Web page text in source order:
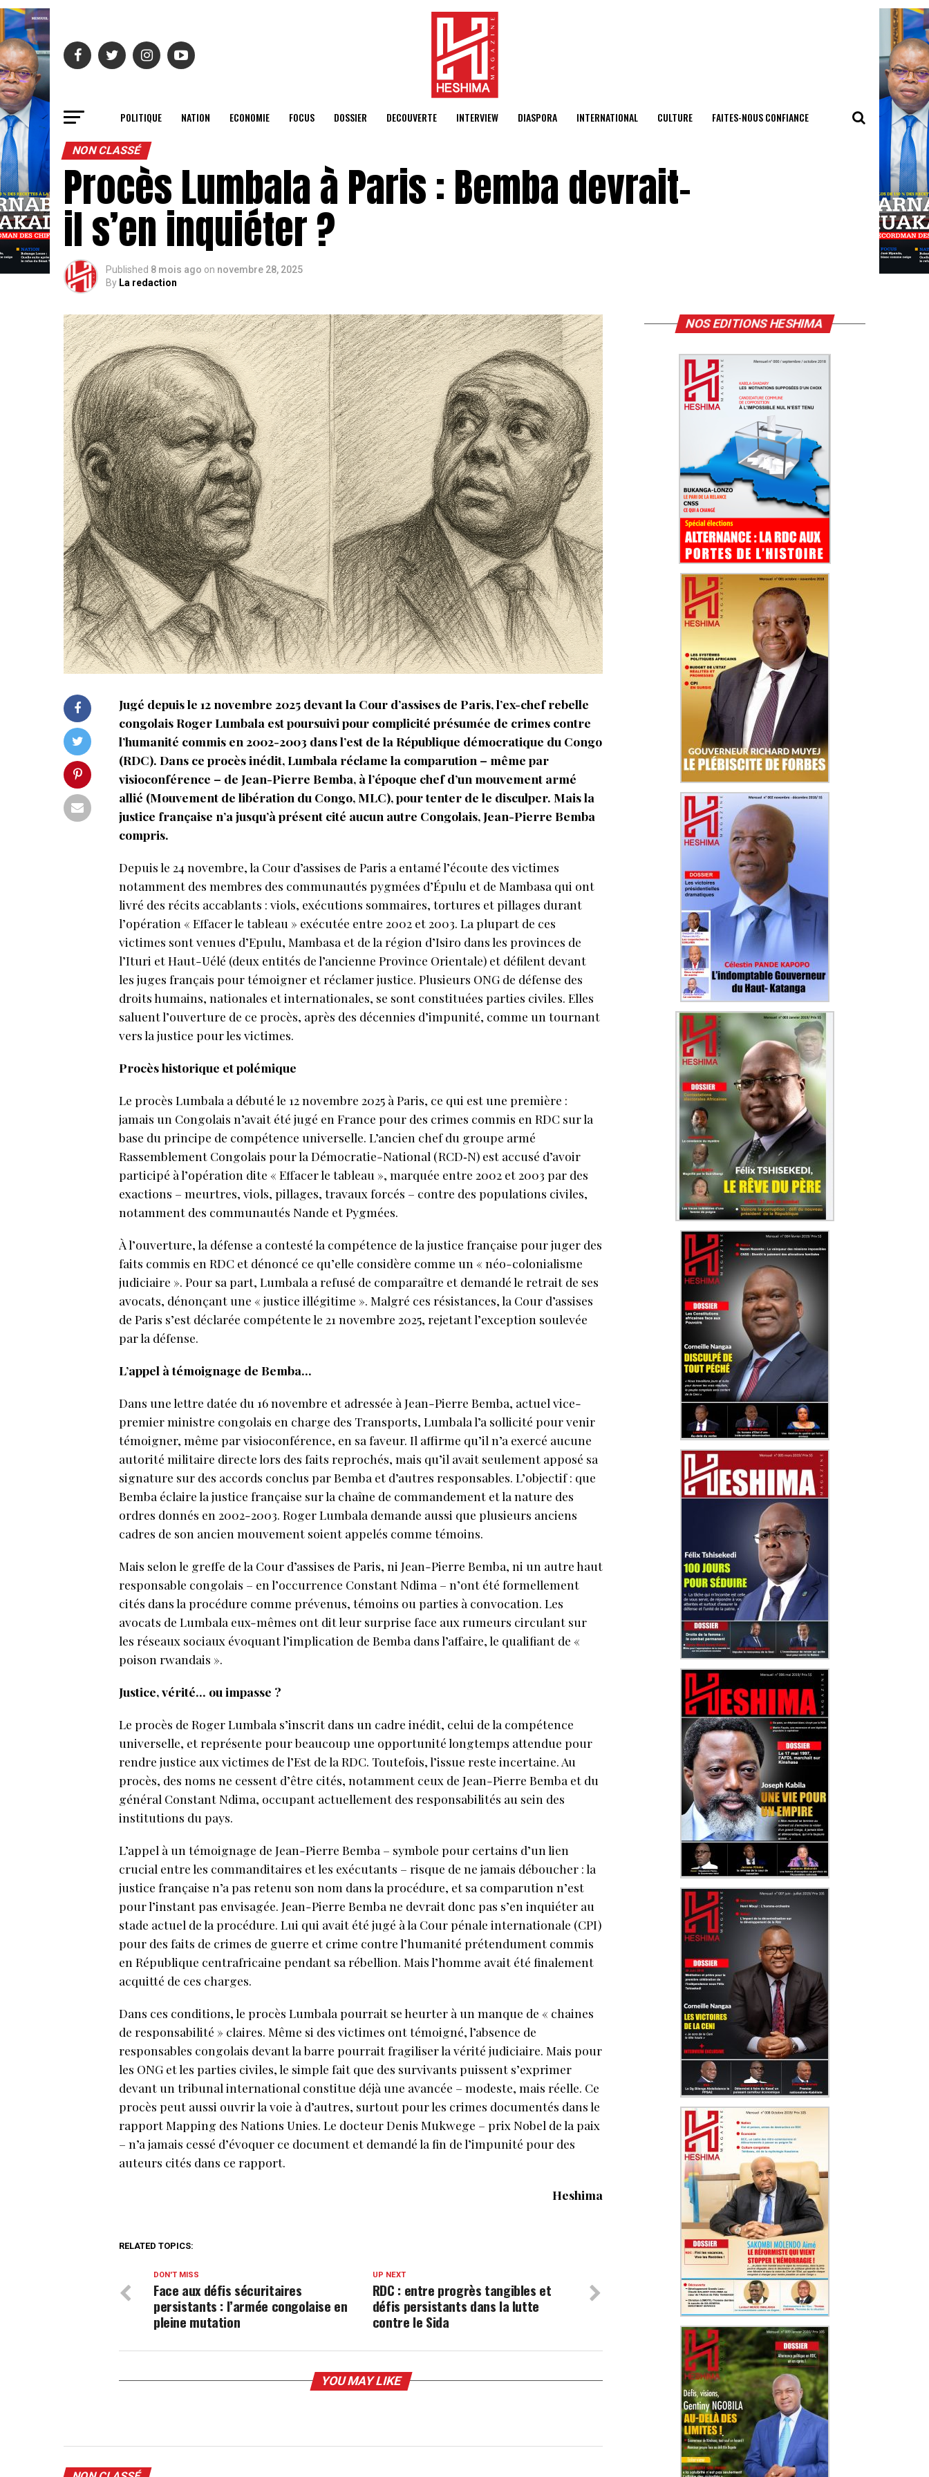
POLITIQUE NATION ECONOMIE FOCUS DOSSIER DECOUVERTE INTERVIEW DIASPORA INTERNATIONAL CULTURE FAITES-NOUS CONFIANCE
NON CLASSÉ
Procès Lumbala à Paris : Bemba devrait-
il s’en inquiéter ?
Published 8 mois ago on novembre 28, 2025
By La redaction
Jugé depuis le 12 novembre 2025 devant la Cour d’assises de Paris, l’ex-chef rebelle
congolais Roger Lumbala est poursuivi pour complicité présumée de crimes contre
l’humanité commis en 2002-2003 dans l’est de la République démocratique du Congo
(RDC). Dans ce procès inédit, Lumbala réclame la comparution – même par
visioconférence – de Jean-Pierre Bemba, à l’époque chef d’un mouvement armé
allié (Mouvement de libération du Congo, MLC), pour tenter de le disculper. Mais la
justice française n’a jusqu’à présent cité aucun autre Congolais, Jean-Pierre Bemba
compris.
Depuis le 24 novembre, la Cour d’assises de Paris a entamé l’écoute des victimes
notamment des membres des communautés pygmées d’Épulu et de Mambasa qui ont
livré des récits accablants : viols, exécutions sommaires, tortures et pillages durant
l’opération « Effacer le tableau » exécutée entre 2002 et 2003. La plupart de ces
victimes sont venues d’Epulu, Mambasa et de la région d’Isiro dans les provinces de
l’Ituri et Haut-Uélé (deux entités de l’ancienne Province Orientale) et défilent devant
les juges français pour témoigner et réclamer justice. Plusieurs ONG de défense des
droits humains, nationales et internationales, se sont constituées parties civiles. Elles
saluent l’ouverture de ce procès, après des décennies d’impunité, comme un tournant
vers la justice pour les victimes.
Procès historique et polémique
Le procès Lumbala a débuté le 12 novembre 2025 à Paris, ce qui est une première :
jamais un Congolais n’avait été jugé en France pour des crimes commis en RDC sur la
base du principe de compétence universelle. L’ancien chef du groupe armé
Rassemblement Congolais pour la Démocratie-National (RCD‑N) est accusé d’avoir
participé à l’opération dite « Effacer le tableau », marquée entre 2002 et 2003 par des
exactions – meurtres, viols, pillages, travaux forcés – contre des populations civiles,
notamment des communautés Nande et Pygmées.
À l’ouverture, la défense a contesté la compétence de la justice française pour juger des
faits commis en RDC et dénoncé ce qu’elle considère comme un « néo-colonialisme
judiciaire ». Pour sa part, Lumbala a refusé de comparaître et demandé le retrait de ses
avocats, dénonçant une « justice illégitime ». Malgré ces résistances, la Cour d’assises
de Paris s’est déclarée compétente le 21 novembre 2025, rejetant l’exception soulevée
par la défense.
L’appel à témoignage de Bemba…
Dans une lettre datée du 16 novembre et adressée à Jean-Pierre Bemba, actuel vice-
premier ministre congolais en charge des Transports, Lumbala l’a sollicité pour venir
témoigner, même par visioconférence, en sa faveur. Il affirme qu’il n’a exercé aucune
autorité militaire directe lors des faits reprochés, mais qu’il avait seulement apposé sa
signature sur des accords conclus par Bemba et d’autres responsables. L’objectif : que
Bemba éclaire la justice française sur la chaîne de commandement et la nature des
ordres donnés en 2002-2003. Roger Lumbala demande aussi que plusieurs anciens
cadres de son ancien mouvement soient appelés comme témoins.
Mais selon le greffe de la Cour d’assises de Paris, ni Jean-Pierre Bemba, ni un autre haut
responsable congolais – en l’occurrence Constant Ndima – n’ont été formellement
cités dans la procédure comme prévenus, témoins ou parties à convocation. Les
avocats de Lumbala eux-mêmes ont dit leur surprise face aux rumeurs circulant sur
les réseaux sociaux évoquant l’implication de Bemba dans l’affaire, le qualifiant de «
poison rwandais ».
Justice, vérité… ou impasse ?
Le procès de Roger Lumbala s’inscrit dans un cadre inédit, celui de la compétence
universelle, et représente pour beaucoup une opportunité longtemps attendue pour
rendre justice aux victimes de l’Est de la RDC. Toutefois, l’issue reste incertaine. Au
procès, des noms ne cessent d’être cités, notamment ceux de Jean-Pierre Bemba et du
général Constant Ndima, occupant actuellement des responsabilités au sein des
institutions du pays.
L’appel à un témoignage de Jean-Pierre Bemba – symbole pour certains d’un lien
crucial entre les commanditaires et les exécutants – risque de ne jamais déboucher : la
justice française n’a pas retenu son nom dans la procédure, et sa comparution n’est
pour l’instant pas envisagée. Jean-Pierre Bemba ne devrait donc pas s’en inquiéter au
stade actuel de la procédure. Lui qui avait été jugé à la Cour pénale internationale (CPI)
pour des faits de crimes de guerre et crime contre l’humanité prétendument commis
en République centrafricaine pendant sa rébellion. Mais l’homme avait été finalement
acquitté de ces charges.
Dans ces conditions, le procès Lumbala pourrait se heurter à un manque de « chaines
de responsabilité » claires. Même si des victimes ont témoigné, l’absence de
responsables congolais devant la barre pourrait fragiliser la vérité judiciaire. Mais pour
les ONG et les parties civiles, le simple fait que des survivants puissent s’exprimer
devant un tribunal international constitue déjà une avancée – modeste, mais réelle. Ce
procès peut aussi ouvrir la voie à d’autres, surtout pour les crimes documentés dans le
rapport Mapping des Nations Unies. Le docteur Denis Mukwege – prix Nobel de la paix
– n’a jamais cessé d’évoquer ce document et demandé la fin de l’impunité pour des
auteurs cités dans ce rapport.
Heshima
RELATED TOPICS:
UP NEXT
RDC : entre progrès tangibles et
défis persistants dans la lutte
contre le Sida
DON'T MISS
Face aux défis sécuritaires
persistants : l’armée congolaise en
pleine mutation
YOU MAY LIKE
NOS EDITIONS HESHIMA